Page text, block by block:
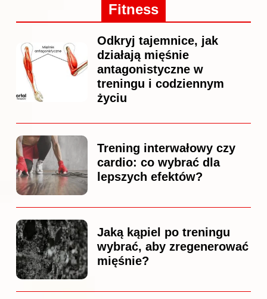
Fitness
Odkryj tajemnice, jak
działają mięśnie
antagonistyczne w
treningu i codziennym
życiu
Trening interwałowy czy
cardio: co wybrać dla
lepszych efektów?
Jaką kąpiel po treningu
wybrać, aby zregenerować
mięśnie?